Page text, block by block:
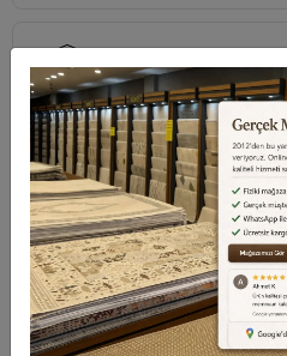
Taksit Seçenekleri
Değerlendirmeler
Destek Merkezi